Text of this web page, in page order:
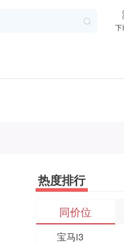
下
热度排行
同价位
宝马i3